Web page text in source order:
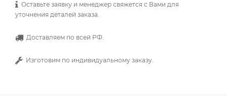
Оставьте заявку и менеджер свяжется с Вами для
уточнения деталей заказа.
Доставляем по всей РФ.
Изготовим по индивидуальному заказу.